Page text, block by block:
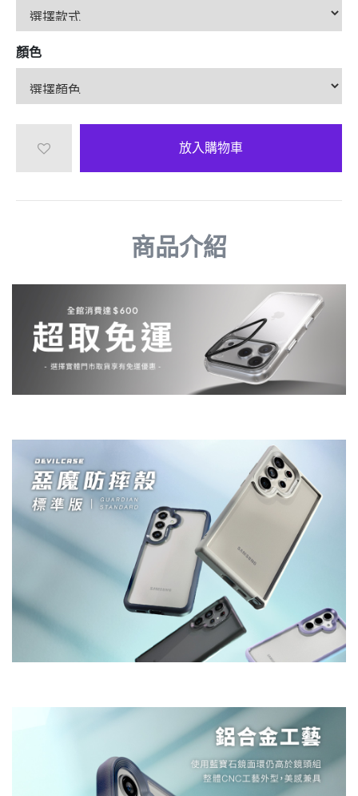
顏色
放入購物車
商品介紹